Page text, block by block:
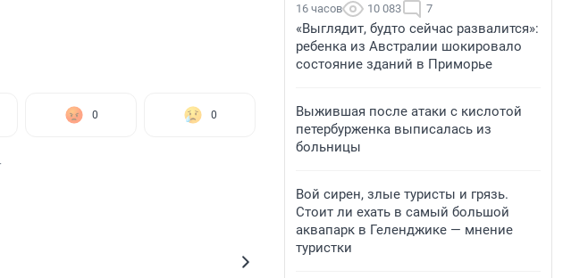
0 0
16 часов 10 083 7
«Выглядит, будто сейчас развалится»:
ребенка из Австралии шокировало
состояние зданий в Приморье
Выжившая после атаки с кислотой
петербурженка выписалась из
больницы
Вой сирен, злые туристы и грязь.
Стоит ли ехать в самый большой
аквапарк в Геленджике — мнение
туристки